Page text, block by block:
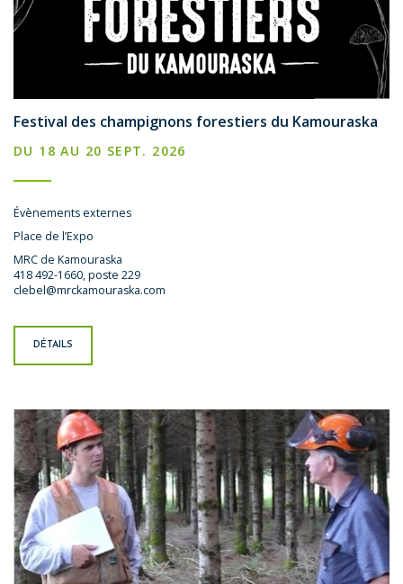
Festival des champignons forestiers du Kamouraska
DU 18 AU 20 SEPT. 2026
Évènements externes
Place de l’Expo
MRC de Kamouraska
418 492-1660, poste 229
clebel@mrckamouraska.com
DÉTAILS